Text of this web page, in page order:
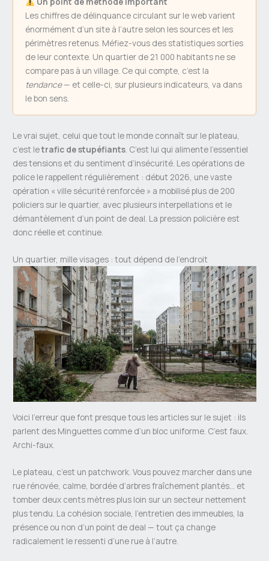
Les chiffres de délinquance circulant sur le web varient
énormément d’un site à l’autre selon les sources et les
périmètres retenus. Méfiez-vous des statistiques sorties
de leur contexte. Un quartier de 21 000 habitants ne se
compare pas à un village. Ce qui compte, c’est la
tendance— et celle-ci, sur plusieurs indicateurs, va dans
le bon sens.
Le vrai sujet, celui que tout le monde connaît sur le plateau,
c’est letrafic de stupéfiants. C’est lui qui alimente l’essentiel
des tensions et du sentiment d’insécurité. Les opérations de
police le rappellent régulièrement : début 2026, une vaste
opération « ville sécurité renforcée » a mobilisé plus de 200
policiers sur le quartier, avec plusieurs interpellations et le
démantèlement d’un point de deal. La pression policière est
donc réelle et continue.
Un quartier, mille visages : tout dépend de l’endroit
Voici l’erreur que font presque tous les articles sur le sujet : ils
parlent des Minguettes comme d’un bloc uniforme. C’est faux.
Archi-faux.
Le plateau, c’est un patchwork. Vous pouvez marcher dans une
rue rénovée, calme, bordée d’arbres fraîchement plantés… et
tomber deux cents mètres plus loin sur un secteur nettement
plus tendu. La cohésion sociale, l’entretien des immeubles, la
présence ou non d’un point de deal — tout ça change
radicalement le ressenti d’une rue à l’autre.